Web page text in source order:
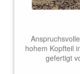
hohem Kopfteil
gefertigt